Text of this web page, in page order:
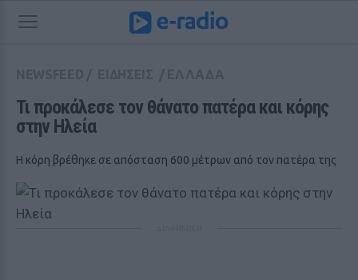
Τι προκάλεσε τον θάνατο πατέρα και κόρης
στην Ηλεία
Η κόρη βρέθηκε σε απόσταση 600 μέτρων από τον πατέρα της